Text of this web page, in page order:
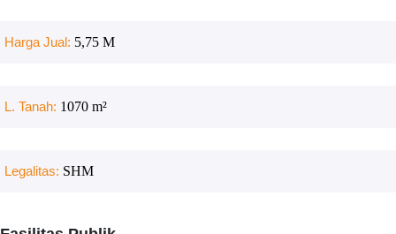
Harga Jual: 5,75 M
L. Tanah: 1070 m²
Legalitas: SHM